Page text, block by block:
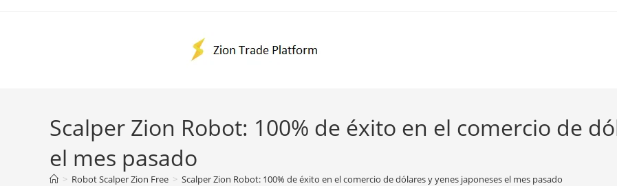
Scalper Zion Robot: 100% de éxito en el comercio de
el mes pasado
> Robot Scalper Zion Free > Scalper Zion Robot: 100% de éxito en el comercio de dólares y yenes japoneses el mes pasado